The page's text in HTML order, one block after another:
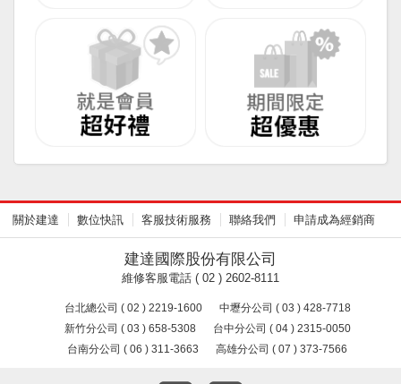
關於建達 數位快訊 客服技術服務 聯絡我們 申請成為經銷商
建達國際股份有限公司
維修客服電話 ( 02 ) 2602-8111
台北總公司 ( 02 ) 2219-1600
中壢分公司 ( 03 ) 428-7718
新竹分公司 ( 03 ) 658-5308
台中分公司 ( 04 ) 2315-0050
台南分公司 ( 06 ) 311-3663
高雄分公司 ( 07 ) 373-7566